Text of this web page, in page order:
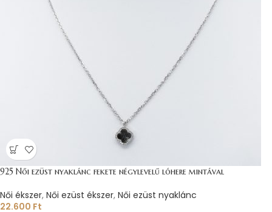
925 Női ezüst nyaklánc fekete négylevelű lóhere mintával
Női ékszer, Női ezüst ékszer, Női ezüst nyaklánc
22.600 Ft